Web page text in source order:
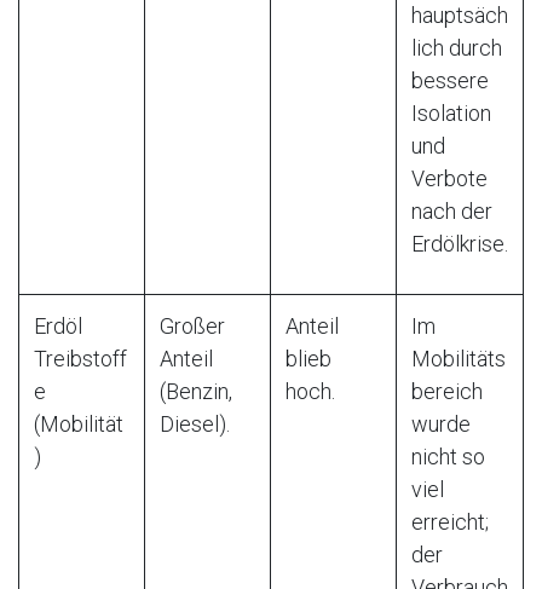
hauptsäch
lich durch
bessere
Isolation
und
Verbote
nach der
Erdölkrise.
Erdöl
Treibstoff
e
(Mobilität
)
Großer
Anteil
(Benzin,
Diesel).
Anteil
blieb
hoch.
Im
Mobilitäts
bereich
wurde
nicht so
viel
erreicht;
der